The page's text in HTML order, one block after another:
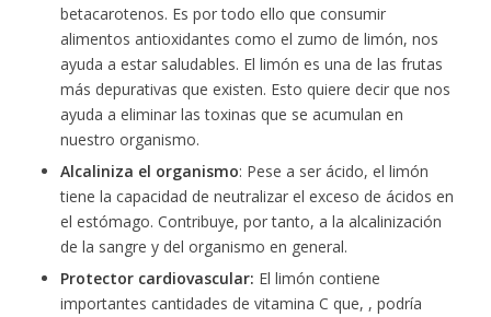
betacarotenos. Es por todo ello que consumir
alimentos antioxidantes como el zumo de limón, nos
ayuda a estar saludables. El limón es una de las frutas
más depurativas que existen. Esto quiere decir que nos
ayuda a eliminar las toxinas que se acumulan en
nuestro organismo.
Alcaliniza el organismo: Pese a ser ácido, el limón
tiene la capacidad de neutralizar el exceso de ácidos en
el estómago. Contribuye, por tanto, a la alcalinización
de la sangre y del organismo en general.
Protector cardiovascular: El limón contiene
importantes cantidades de vitamina C que, , podría